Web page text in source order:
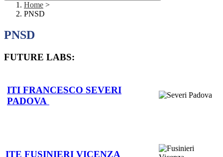
Home >
PNSD
PNSD
FUTURE LABS:
ITI FRANCESCO SEVERI
PADOVA
ITE FUSINIERI VICENZA